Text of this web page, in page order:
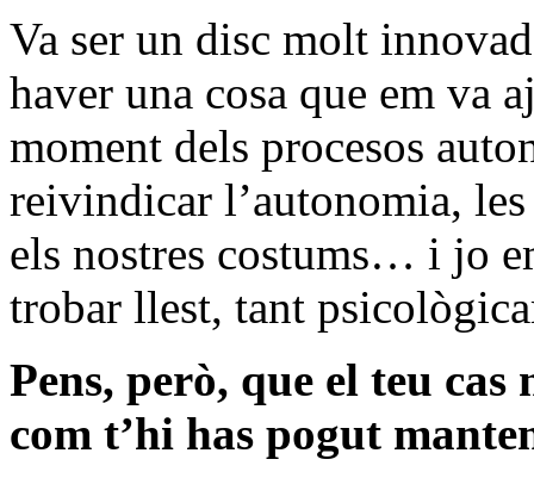
Va ser un disc molt
haver una cosa que em va
moment dels procesos
reivindicar l’autonomia,
els nostres costums… i jo
trobar llest, tant
Pens, però, que el teu
com t’hi has pogut